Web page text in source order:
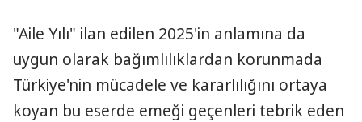
"Aile Yılı" ilan edilen 2025'in anlamına da
uygun olarak bağımlılıklardan korunmada
Türkiye'nin mücadele ve kararlılığını ortaya
koyan bu eserde emeği geçenleri tebrik eden